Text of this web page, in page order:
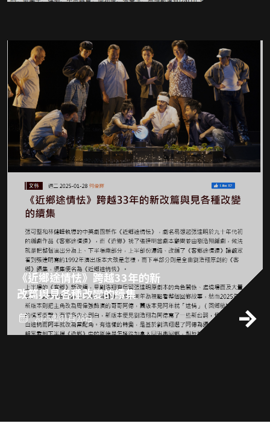
《近鄉途情怯》跨越33年的新
改篇與見各種改變的續集
2025年01月28日